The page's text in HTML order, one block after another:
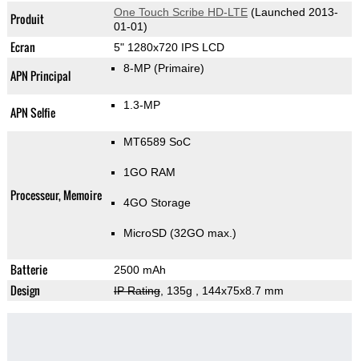
Produit One Touch Scribe HD-LTE(Launched 2013-
01-01)
Ecran 5" 1280x720 IPS LCD
APN Principal 8-MP (Primaire)
APN Selfie 1.3-MP
Processeur, Memoire
MT6589 SoC
1GO RAM
4GO Storage
MicroSD (32GO max.)
Batterie 2500 mAh
Design IP Rating, 135g , 144x75x8.7 mm